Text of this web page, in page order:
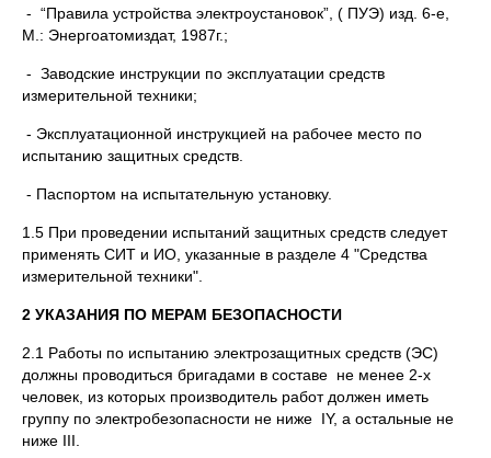
- “Правила устройства электроустановок”, ( ПУЭ) изд. 6-е,
М.: Энергоатомиздат, 1987г.;
- Заводские инструкции по эксплуатации средств
измерительной техники;
- Эксплуатационной инструкцией на рабочее место по
испытанию защитных средств.
- Паспортом на испытательную установку.
1.5 При проведении испытаний защитных средств следует
применять СИТ и ИО, указанные в разделе 4 "Средства
измерительной техники".
2 УКАЗАНИЯ ПО МЕРАМ БЕЗОПАСНОСТИ
2.1 Работы по испытанию электрозащитных средств (ЭС)
должны проводиться бригадами в составе не менее 2-х
человек, из которых производитель работ должен иметь
группу по электробезопасности не ниже IY, а остальные не
ниже III.